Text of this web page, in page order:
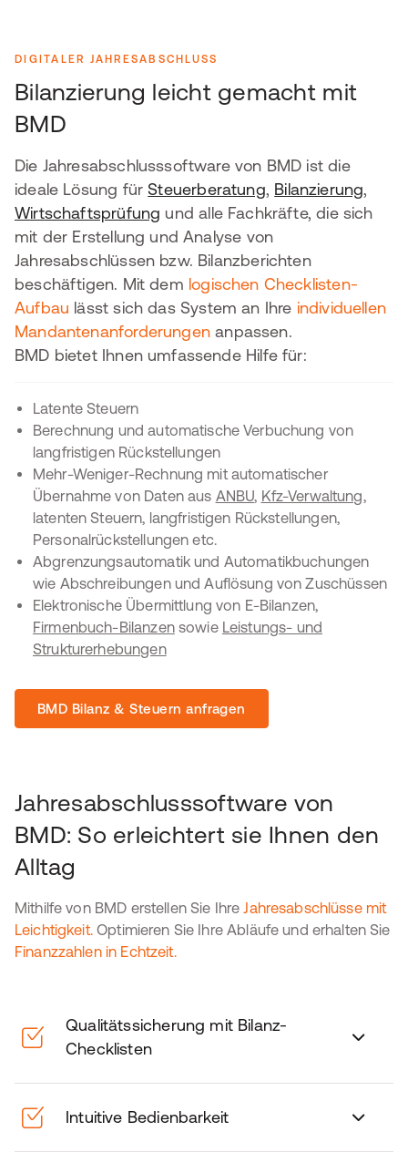
DIGITALER JAHRESABSCHLUSS
Bilanzierung leicht gemacht mit
BMD
Die Jahresabschlusssoftware von BMD ist die
ideale Lösung fürSteuerberatung, Bilanzierung,
Wirtschaftsprüfung und alle Fachkräfte, die sich
mit der Erstellung und Analyse von
Jahresabschlüssen bzw. Bilanzberichten
beschäftigen. Mit dem logischen Checklisten-
Aufbau lässt sich das System an Ihre individuellen
Mandantenanforderungenanpassen.
BMD bietet Ihnen umfassende Hilfe für:
Latente Steuern
Berechnung und automatische Verbuchung von
langfristigen Rückstellungen
Mehr-Weniger-Rechnung mit automatischer
Übernahme von Daten aus ANBU, Kfz-Verwaltung,
latenten Steuern, langfristigen Rückstellungen,
Personalrückstellungen etc.
Abgrenzungsautomatik und Automatikbuchungen
wie Abschreibungen und Auflösung von Zuschüssen
Elektronische Übermittlung von E-Bilanzen,
Firmenbuch-Bilanzensowie Leistungs- und
Strukturerhebungen
BMD Bilanz & Steuern anfragen
Jahresabschlusssoftware von
BMD: So erleichtert sie Ihnen den
Alltag
Mithilfe von BMD erstellen Sie IhreJahresabschlüsse mit
Leichtigkeit.Optimieren Sie Ihre Abläufe und erhalten Sie
Finanzzahlen in Echtzeit.
Qualitätssicherung mit Bilanz-
Checklisten
Intuitive Bedienbarkeit